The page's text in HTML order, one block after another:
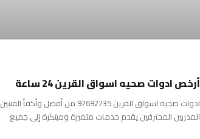
أرخص ادوات صحيه اسواق القرين 24 ساعة
ادوات صحيه اسواق القرين 97692735 من أفضل وأكفأ الفنيين
المدربين المحترفين يقدم خدمات متميزة ومبتكرة إلى جَميع